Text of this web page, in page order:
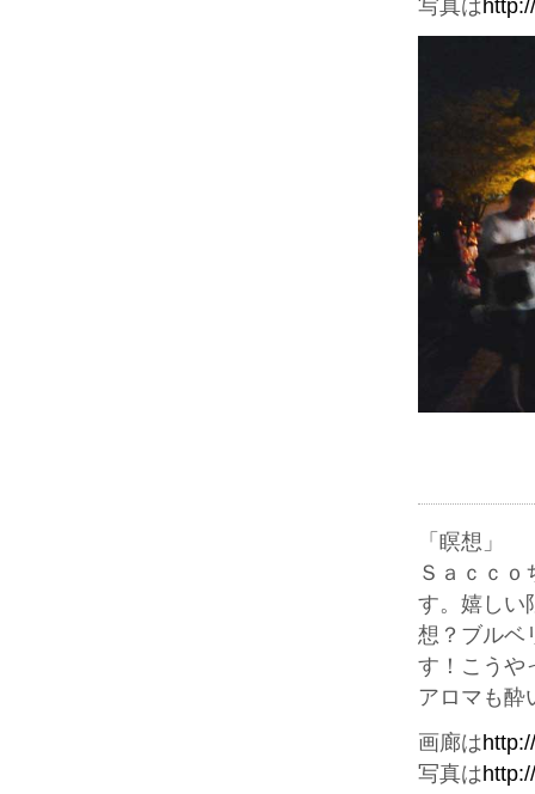
写真は
「瞑想」
Ｓａｃｃ
す。嬉しい
想？ブルベ
す！こうや
アロマも酔
画廊は
写真は